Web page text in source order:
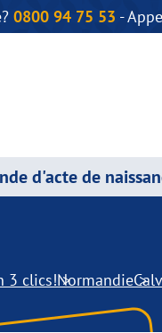
0800 94 75 53 -
d'acte de
3 clics!Normandie